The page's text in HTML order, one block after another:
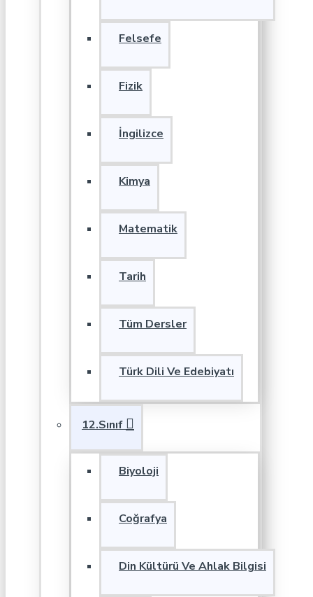
Felsefe
Fizik
İngilizce
Kimya
Matematik
Tarih
Tüm Dersler
Türk Dili Ve Edebiyatı
12.Sınıf
Biyoloji
Coğrafya
Din Kültürü Ve Ahlak Bilgisi